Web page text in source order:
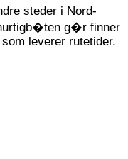
steder i Nord-
g�r finner
leverer rutetider.